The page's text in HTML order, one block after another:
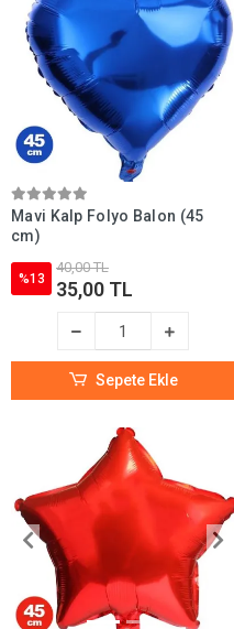
Mavi Kalp Folyo Balon (45
cm)
%13
40,00 TL
35,00 TL
Sepete Ekle